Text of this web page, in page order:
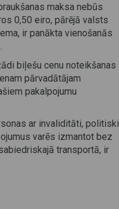
maksa nebūs
0,50 eiro, pārējā valsts
ir panākta vienošanās
biļešu cenu noteikšanas
pārvadātājam
pakalpojumu
ar invaliditāti, politiski
varēs izmantot bez
transportā, ir